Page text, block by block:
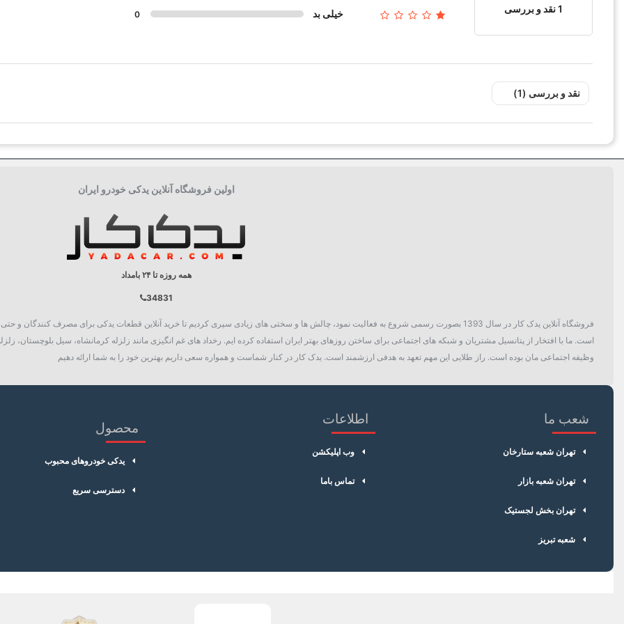
1 نقد و بررسی خیلی بد 0
نقد و بررسی‌‌ (1)
اولین فروشگاه آنلاین یدکی خودرو ایران
همه روزه تا ۲۴ بامداد
34831
فروشگاه آنلاین یدک کار در سال 1393 بصورت رسمی شروع به فعالیت نمود، چالش ها و سختی های زیادی سپری کردیم تا خرید آنلاین قطعات یدکی برای مصرف
است. ما با افتخار از پتانسیل مشتریان و شبکه های اجتماعی برای ساختن روزهای بهتر ایران استفاده کرده ایم. رخداد های غم انگیزی مانند زلزله کرمانشاه، سیل بلوچستان،
وظیفه اجتماعی مان بوده است. راز طلایی این مهم تعهد به هدفی ارزشمند است. یدک کار در کنار شماست و همواره سعی داریم بهترین خود را به شما ارائه دهیم
شعب ما
تهران شعبه ستارخان
تهران شعبه بازار
تهران بخش لجستیک
شعبه تبریز
اطلاعات
وب اپلیکشن
تماس باما
محصول
یدکی خودروهای محبوب
دسترسی سریع